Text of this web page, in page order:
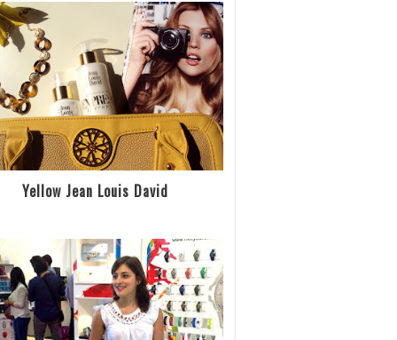
Yellow Jean Louis David